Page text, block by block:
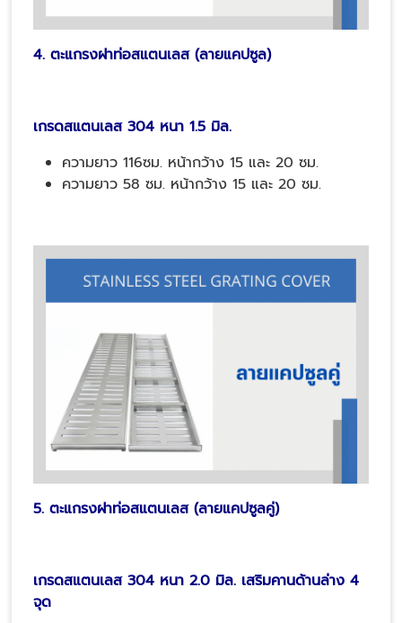
4. ตะแกรงฝาท่อสแตนเลส (ลายแคปซูล)
เกรดสแตนเลส 304 หนา 1.5 มิล.
ความยาว 116ซม. หน้ากว้าง 15 และ 20 ซม.
ความยาว 58 ซม. หน้ากว้าง 15 และ 20 ซม.
5. ตะแกรงฝาท่อสแตนเลส (ลายแคปซูลคู่)
เกรดสแตนเลส 304 หนา 2.0 มิล. เสริมคานด้านล่าง 4
จุด